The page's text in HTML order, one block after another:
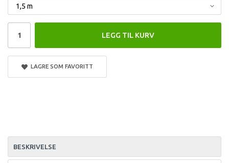
LEGG TIL KURV
LAGRE SOM FAVORITT
BESKRIVELSE